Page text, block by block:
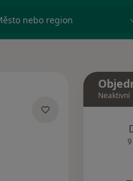
nebo region
Neaktivní